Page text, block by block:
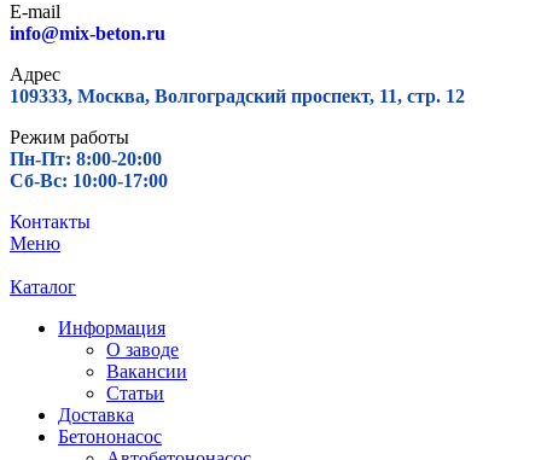
E-mail
info@mix-beton.ru
Адрес
109333, Москва, Волгоградский проспект, 11, стр. 12
Режим работы
Пн-Пт: 8:00-20:00
Сб-Вс: 10:00-17:00
Контакты
Меню
Каталог
Информация
О заводе
Вакансии
Статьи
Доставка
Бетононасос